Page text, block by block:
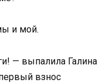
и мой.
— выпалила Галина
взнос